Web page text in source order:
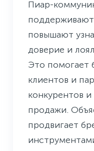
Пиар-
повышают
доверие и
Это помогает
клиентов и
конкурентов и
продажи.
продвигает